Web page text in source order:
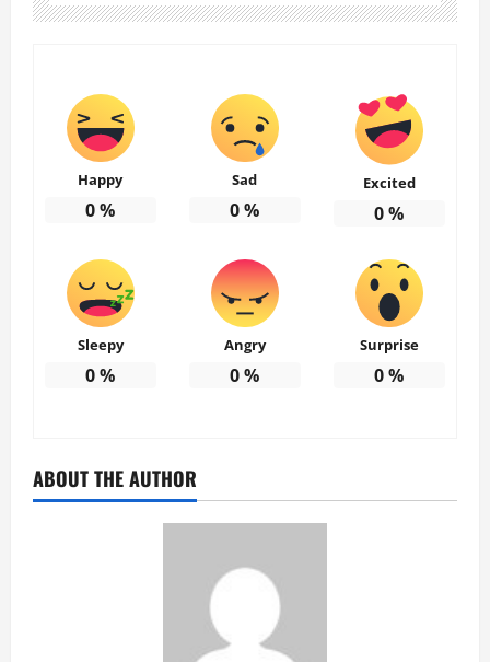
Happy
0%
Sad
0%
Excited
0%
Sleepy
0%
Angry
0%
Surprise
0%
ABOUT THE AUTHOR